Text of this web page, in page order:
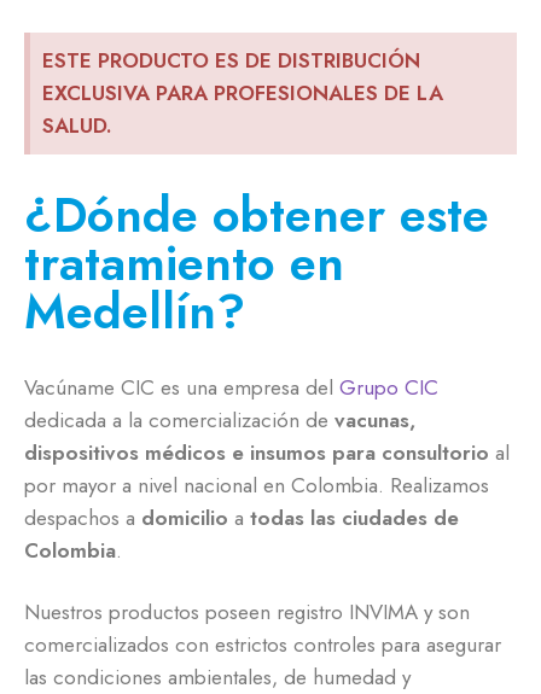
ESTE PRODUCTO ES DE DISTRIBUCIÓN
EXCLUSIVA PARA PROFESIONALES DE LA
SALUD.
¿Dónde obtener este
tratamiento en
Medellín?
Vacúname CIC es una empresa del Grupo CIC
dedicada a la comercialización de vacunas,
dispositivos médicos e insumos para consultorio al
por mayor a nivel nacional en Colombia. Realizamos
despachos a domicilio a todas las ciudades de
Colombia.
Nuestros productos poseen registro INVIMA y son
comercializados con estrictos controles para asegurar
las condiciones ambientales, de humedad y